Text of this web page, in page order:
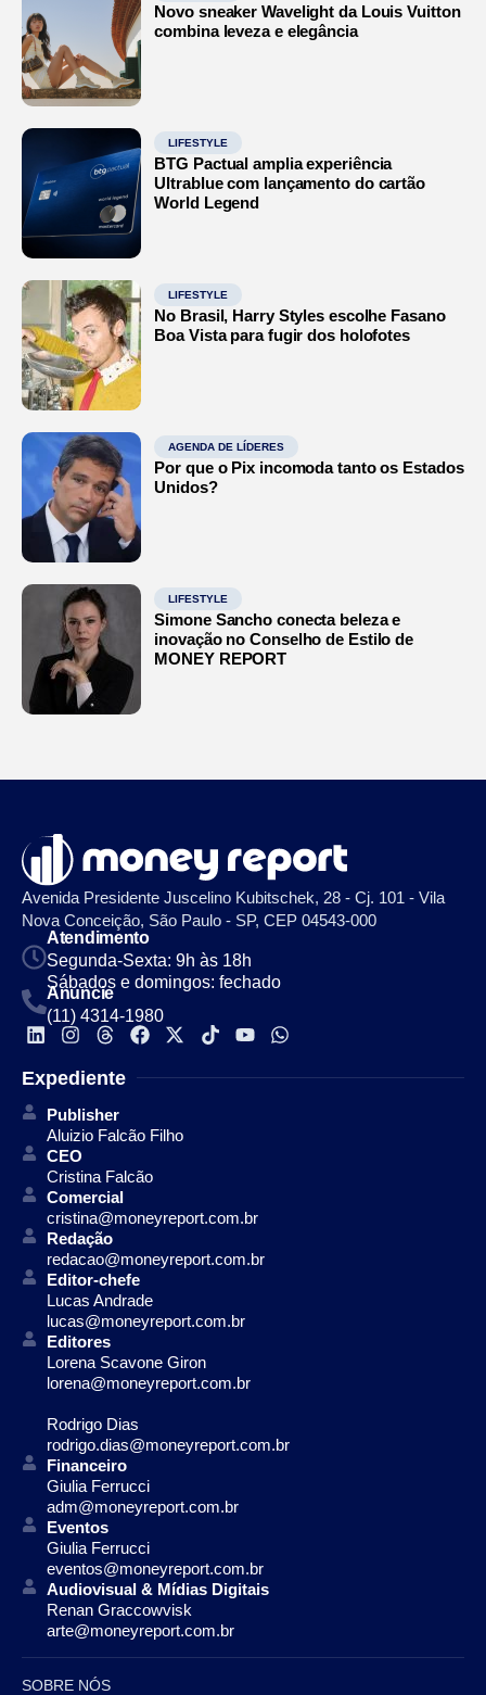
Novo sneaker Wavelight da Louis Vuitton
combina leveza e elegância
LIFESTYLE
BTG Pactual amplia experiência
Ultrablue com lançamento do cartão
World Legend
LIFESTYLE
No Brasil, Harry Styles escolhe Fasano
Boa Vista para fugir dos holofotes
AGENDA DE LÍDERES
Por que o Pix incomoda tanto os Estados
Unidos?
LIFESTYLE
Simone Sancho conecta beleza e
inovação no Conselho de Estilo de
MONEY REPORT
Avenida Presidente Juscelino Kubitschek, 28 - Cj. 101 - Vila
Nova Conceição, São Paulo - SP, CEP 04543-000
Atendimento
Segunda-Sexta: 9h às 18h
Sábados e domingos: fechado
Anuncie
(11) 4314-1980
Expediente
Publisher
Aluizio Falcão Filho
CEO
Cristina Falcão
Comercial
cristina@moneyreport.com.br
Redação
redacao@moneyreport.com.br
Editor-chefe
Lucas Andrade
lucas@moneyreport.com.br
Editores
Lorena Scavone Giron
lorena@moneyreport.com.br
Rodrigo Dias
rodrigo.dias@moneyreport.com.br
Financeiro
Giulia Ferrucci
adm@moneyreport.com.br
Eventos
Giulia Ferrucci
eventos@moneyreport.com.br
Audiovisual & Mídias Digitais
Renan Graccowvisk
arte@moneyreport.com.br
SOBRE NÓS